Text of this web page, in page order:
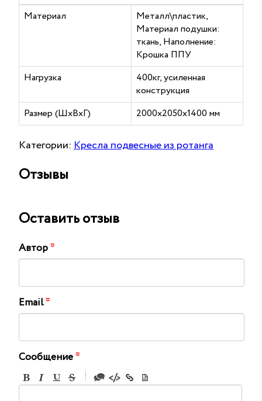
Материал
Металл\пластик,
Материал подушки:
ткань, Наполнение:
Крошка ППУ
Нагрузка
400кг, усиленная
конструкция
Размер (ШхВхГ)
2000х2050х1400 мм
Категории:Кресла подвесные из ротанга
Отзывы
Оставить отзыв
Автор*
Email*
Сообщение*
-
-